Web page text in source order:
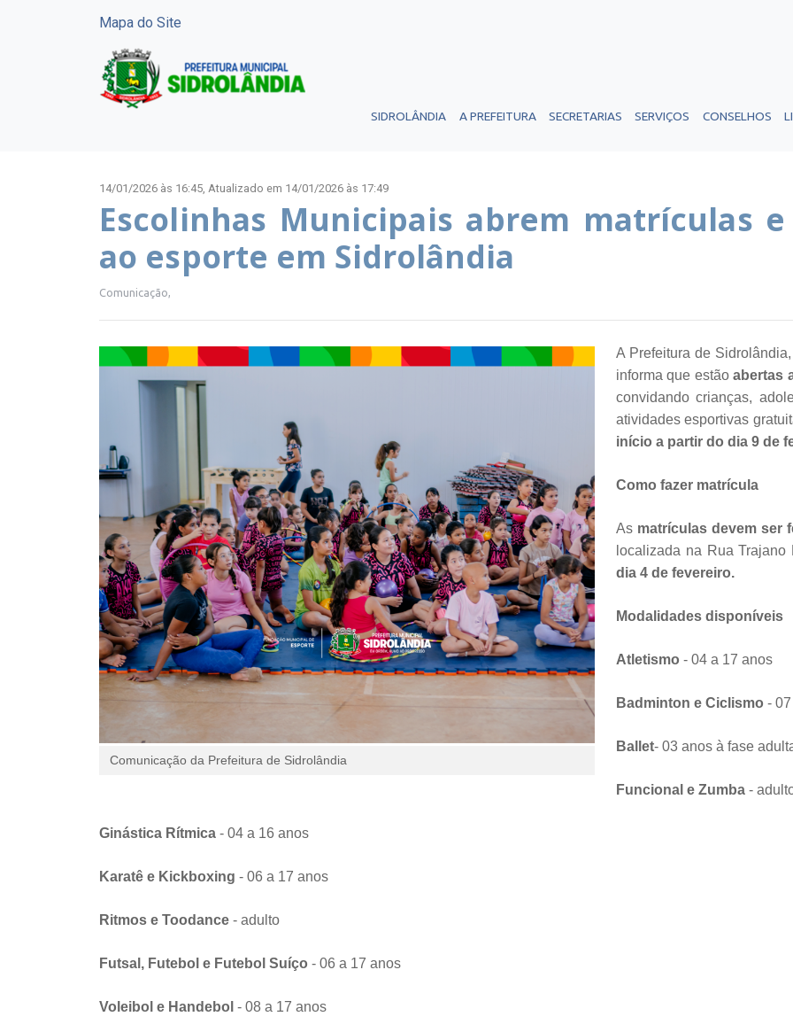
Mapa do Site
SIDROLÂNDIA A PREFEITURA SECRETARIAS SERVIÇOS CONSELHOS
14/01/2026 às 16:45, Atualizado em 14/01/2026 às 17:49
Escolinhas Municipais abrem matrículas
ao esporte em Sidrolândia
Comunicação,
Comunicação da Prefeitura de Sidrolândia
A Prefeitura de
informa que estãoabertas
convidando crianças,
atividades esportivas
início a partir do dia 9 de
Como fazer matrícula
As matrículas devem ser
localizada na Rua
dia 4 de fevereiro.
Modalidades disponíveis
Atletismo - 04 a 17 anos
Badminton e Ciclismo -
Ballet- 03 anos à fase
Funcional e Zumba -
Ginástica Rítmica - 04 a 16 anos
Karatê e Kickboxing - 06 a 17 anos
Ritmos e Toodance - adulto
Futsal, Futebol e Futebol Suíço - 06 a 17 anos
Voleibol e Handebol - 08 a 17 anos